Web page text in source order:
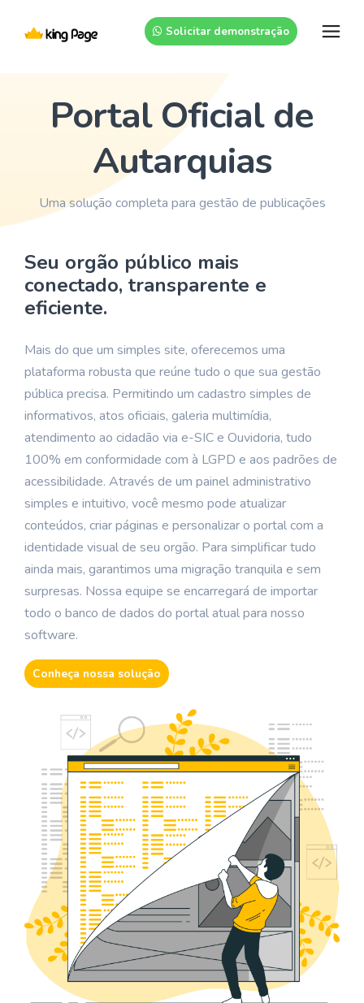
Home
King Diário
King Turismo
King Mail
King Câmara
King Autarquia
Suporte
Contato
Solicitar demonstração
Portal Oficial de
Autarquias
Uma solução completa para gestão de publicações
Seu orgão público mais
conectado, transparente e
eficiente.
Mais do que um simples site, oferecemos uma
plataforma robusta que reúne tudo o que sua gestão
pública precisa. Permitindo um cadastro simples de
informativos, atos oficiais, galeria multimídia,
atendimento ao cidadão via e-SIC e Ouvidoria, tudo
100% em conformidade com à LGPD e aos padrões de
acessibilidade. Através de um painel administrativo
simples e intuitivo, você mesmo pode atualizar
conteúdos, criar páginas e personalizar o portal com a
identidade visual de seu orgão. Para simplificar tudo
ainda mais, garantimos uma migração tranquila e sem
surpresas. Nossa equipe se encarregará de importar
todo o banco de dados do portal atual para nosso
software.
Conheça nossa solução